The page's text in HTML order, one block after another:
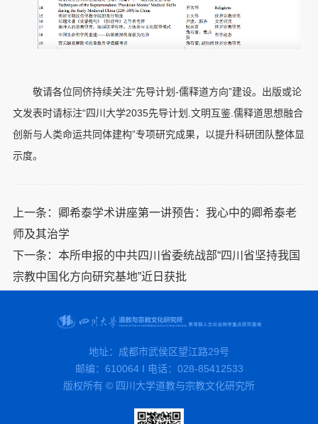
敬请各位同侪持续关注“先导计划-儒释道方向”建设。出版或论
文发表时请标注“四川大学2035先导计划.文明互鉴.儒释道思想融合
创新与人类命运共同体建构”专项研究成果，以提升科研团队整体显
示度。
上一条： 卿希泰学术讲座第一讲预告：我心中的卿希泰老
师及其治学
下一条： 本所申报的中共四川省委统战部“四川省坚持我国
宗教中国化方向研究基地”近日获批
地址：成都市武侯区望江路29号
邮编：610064 I 电话：028-85412533
版权所有 © 四川大学道教与宗教文化研究所